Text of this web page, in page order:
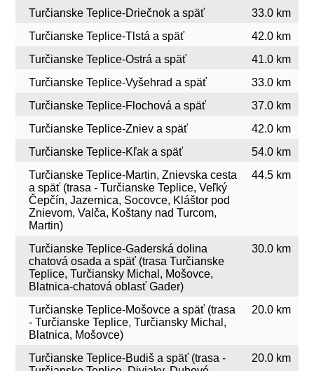
Turčianske Teplice-Driečnok a späť
33.0 km
Turčianske Teplice-Tlstá a späť
42.0 km
Turčianske Teplice-Ostrá a späť
41.0 km
Turčianske Teplice-Vyšehrad a späť
33.0 km
Turčianske Teplice-Flochová a späť
37.0 km
Turčianske Teplice-Zniev a späť
42.0 km
Turčianske Teplice-Kľak a späť
54.0 km
Turčianske Teplice-Martin, Znievska cesta
a späť (trasa - Turčianske Teplice, Veľký
Čepčín, Jazernica, Socovce, Kláštor pod
Znievom, Valča, Koštany nad Turcom,
Martin)
44.5 km
Turčianske Teplice-Gaderská dolina
chatová osada a späť (trasa Turčianske
Teplice, Turčiansky Michal, Mošovce,
Blatnica-chatová oblasť Gader)
30.0 km
Turčianske Teplice-Mošovce a späť (trasa
- Turčianske Teplice, Turčiansky Michal,
Blatnica, Mošovce)
20.0 km
Turčianske Teplice-Budiš a späť (trasa -
20.0 km